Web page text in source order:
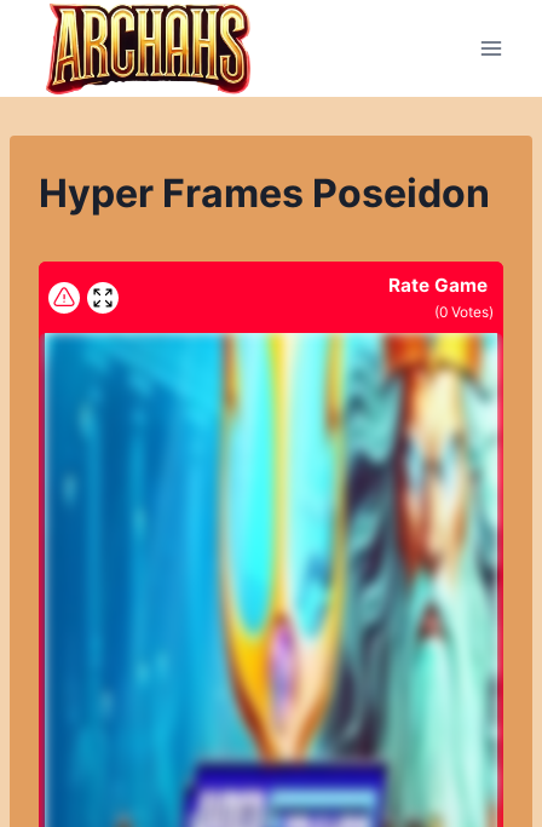
Přeskočit
obsah
Hyper Frames Poseidon
Rate Game
(0 Votes)